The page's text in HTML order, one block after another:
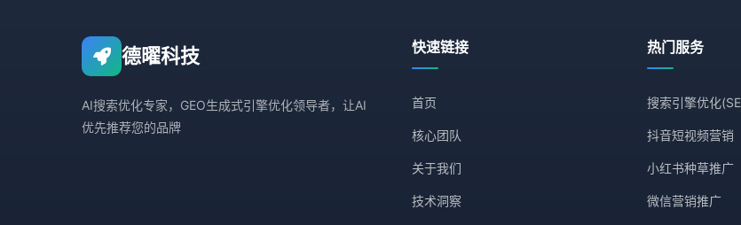
德曜科技
AI搜索优化专家，GEO生成式引擎优化领导者，让AI
优先推荐您的品牌
快速链接
首页
核心团队
关于我们
技术洞察
热门服务
搜索引擎优化
抖音短视频营销
小红书种草推广
微信营销推广